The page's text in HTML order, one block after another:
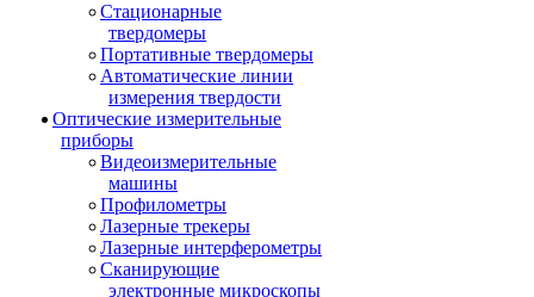
Стационарные
твердомеры
Портативные твердомеры
Автоматические линии
измерения твердости
Оптические измерительные
приборы
Видеоизмерительные
машины
Профилометры
Лазерные трекеры
Лазерные интерферометры
Сканирующие
электронные микроскопы